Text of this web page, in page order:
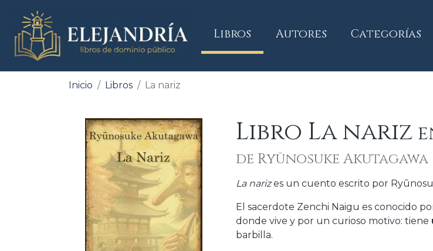
Libros(current)
Autores Categorías
Inicio Libros La nariz
Libro La nariz
de Ryūnosuke Akutagawa
La narizes un cuento escrito por
El sacerdote Zenchi Naigu es conocido
donde vive y por un curioso motivo: tiene
barbilla.